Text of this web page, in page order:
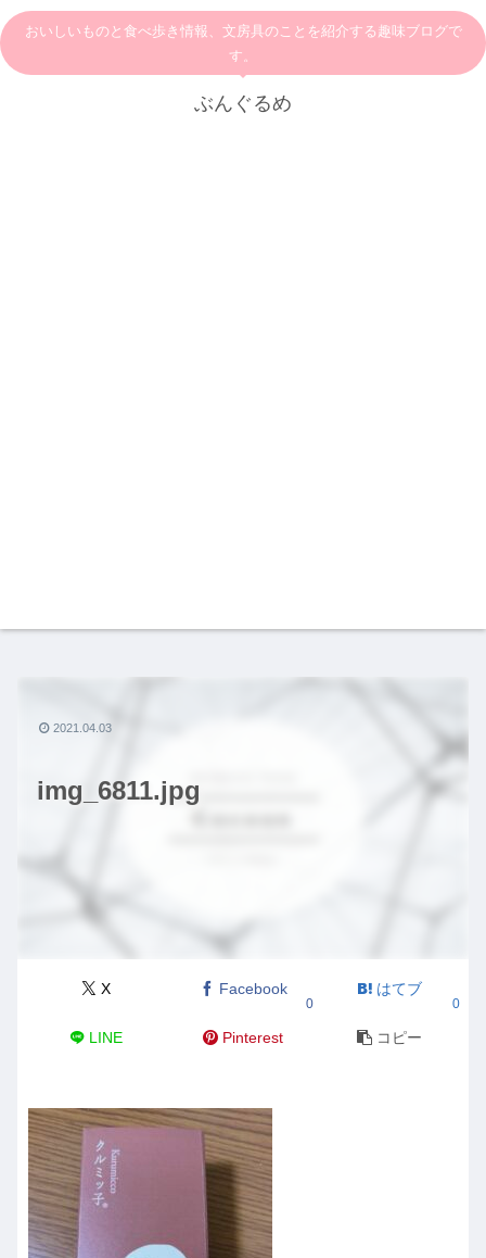
おいしいものと食べ歩き情報、文房具のことを紹介する趣味ブログで
す。
ぶんぐるめ
img_6811.jpg
X Facebook
0
はてブ
0
LINE Pinterest コピー
2021.04.03